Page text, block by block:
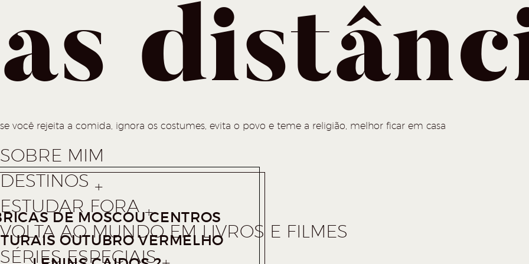
as
se você rejeita a comida, ignora os costumes, evita o povo e teme a religião, melhor ficar em casa
SOBRE MIM
DESTINOS
ESTUDAR FORA
VOLTA AO MUNDO EM LIVROS E FILMES
SÉRIES ESPECIAIS
DE MOSCOU CENTROS
OUTUBRO VERMELHO